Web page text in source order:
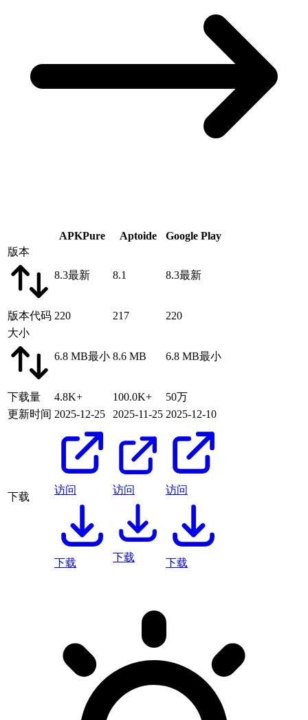
APKPure Aptoide
Google Play
版本
8.3最新 8.1 8.3最新
版本代码 220 217
220
大小
6.8 MB最小 8.6 MB 6.8 MB最小
下载量 4.8K+ 100.0K+
50万
更新时间 2025-12-25 2025-11-25 2025-12-10
下载
访问
下载
访问
下载
访问
下载